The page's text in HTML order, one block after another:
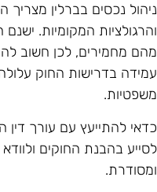
נכסים בברלין
המקומיות. ישנם
מחמירים, לכן חשוב
בדרישות החוק
להתייעץ עם עורך דין
בהבנת החוקים